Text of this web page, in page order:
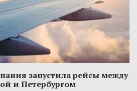
запустила рейсы между
и Петербургом